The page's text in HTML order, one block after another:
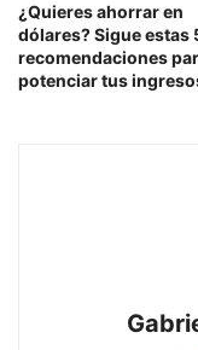
¿Quieres ahorrar en
dólares? Sigue estas
recomendaciones
potenciar tus